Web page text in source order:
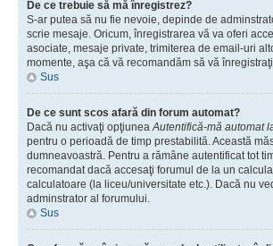
De ce trebuie să mă înregistrez?
S-ar putea să nu fie nevoie, depinde de
scrie mesaje. Oricum, înregistrarea vă va oferi
asociate, mesaje private, trimiterea de email-uri
momente, aşa că vă recomandăm să vă
Sus
De ce sunt scos afară din forum automat?
Dacă nu activaţi opţiuneaAutentifică-mă automat
pentru o perioadă de timp prestabilită. Această
dumneavoastră. Pentru a rămâne autentificat tot
recomandat dacă accesaţi forumul de la un
calculatoare (la liceu/universitate etc.). Dacă nu
adminstrator al forumului.
Sus